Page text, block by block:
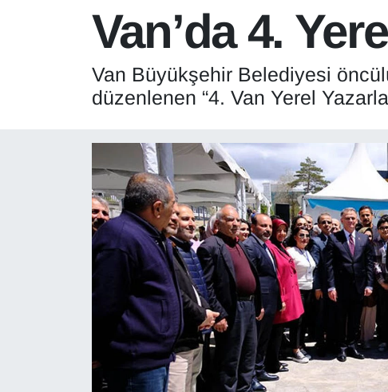
Van’da 4.
Van Büyükşehir Belediyesi
düzenlenen “4. Van Yerel
Bölge Haberleri
ÇEVRE
Dernekler, Odalar
DÜNYA
EĞİTİM
Süper Lig Puan Durumu ve Fikstür
Tüm Manşetler